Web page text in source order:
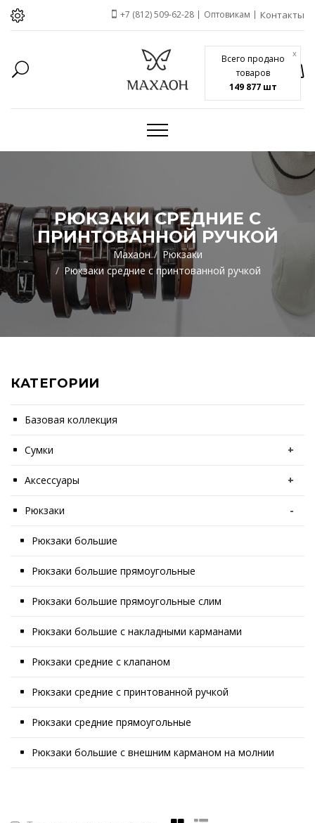
Всего продано
товаров
149 877 шт
x
+7 (812) 509-62-28 Оптовикам Контакты
РЮКЗАКИ СРЕДНИЕ С
ПРИНТОВАННОЙ РУЧКОЙ
Махаон
Рюкзаки
Рюкзаки средние с принтованной ручкой
КАТЕГОРИИ
Базовая коллекция
Сумки +
Аксессуары +
Рюкзаки -
Рюкзаки большие
Рюкзаки большие прямоугольные
Рюкзаки большие прямоугольные слим
Рюкзаки большие с накладными карманами
Рюкзаки средние с клапаном
Рюкзаки средние с принтованной ручкой
Рюкзаки средние прямоугольные
Рюкзаки большие с внешним карманом на молнии